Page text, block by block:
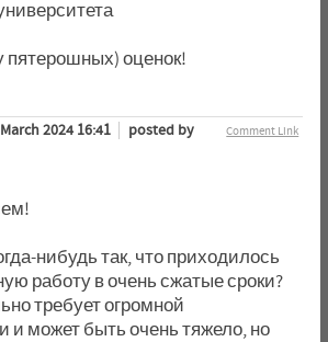
оценок!
Comment Link
2024 16:41
posted by
нибудь так, что приходилось
работу в очень сжатые сроки?
требует огромной
и может быть очень тяжело, но